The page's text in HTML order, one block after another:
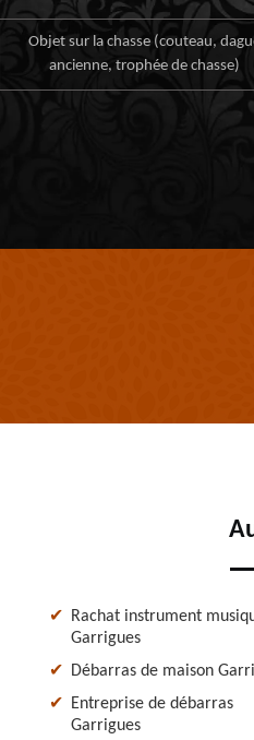
Objet sur la chasse (couteau,
ancienne, trophée de chasse)
Rachat instrument
Garrigues
Débarras de maison
Entreprise de débarras
Garrigues